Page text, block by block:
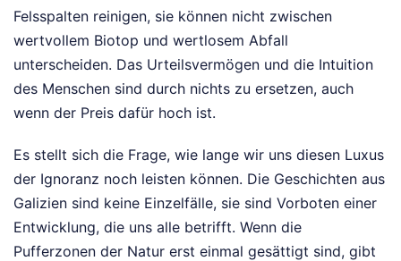
Felsspalten reinigen, sie können nicht zwischen
wertvollem Biotop und wertlosem Abfall
unterscheiden. Das Urteilsvermögen und die Intuition
des Menschen sind durch nichts zu ersetzen, auch
wenn der Preis dafür hoch ist.
Es stellt sich die Frage, wie lange wir uns diesen Luxus
der Ignoranz noch leisten können. Die Geschichten aus
Galizien sind keine Einzelfälle, sie sind Vorboten einer
Entwicklung, die uns alle betrifft. Wenn die
Pufferzonen der Natur erst einmal gesättigt sind, gibt